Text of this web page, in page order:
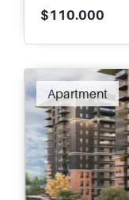
$110.000
Apartment